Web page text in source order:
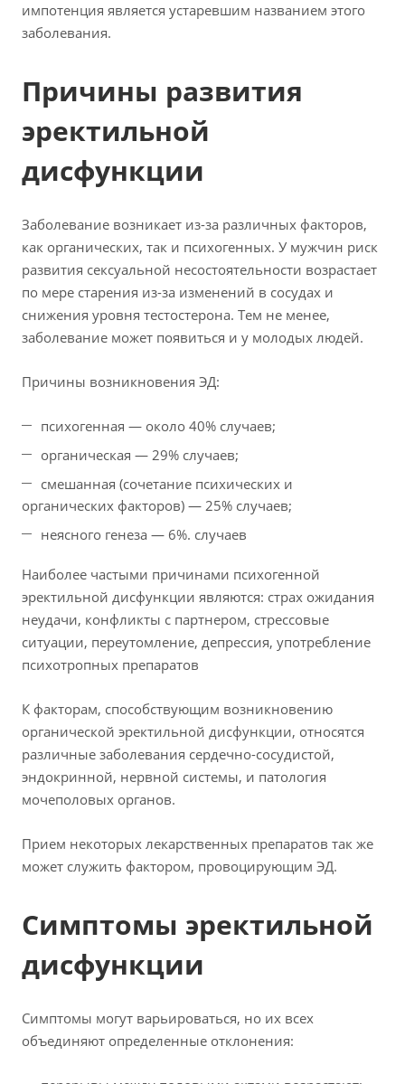
импотенция является устаревшим названием этого
заболевания.
Причины развития
эректильной
дисфункции
Заболевание возникает из-за различных факторов,
как органических, так и психогенных. У мужчин риск
развития сексуальной несостоятельности возрастает
по мере старения из-за изменений в сосудах и
снижения уровня тестостерона. Тем не менее,
заболевание может появиться и у молодых людей.
Причины возникновения ЭД:
психогенная — около 40% случаев;
органическая — 29% случаев;
смешанная (сочетание психических и
органических факторов) — 25% случаев;
неясного генеза — 6%. случаев
Наиболее частыми причинами психогенной
эректильной дисфункции являются: страх ожидания
неудачи, конфликты с партнером, стрессовые
ситуации, переутомление, депрессия, употребление
психотропных препаратов
К факторам, способствующим возникновению
органической эректильной дисфункции, относятся
различные заболевания сердечно-сосудистой,
эндокринной, нервной системы, и патология
мочеполовых органов.
Прием некоторых лекарственных препаратов так же
может служить фактором, провоцирующим ЭД.
Симптомы эректильной
дисфункции
Симптомы могут варьироваться, но их всех
объединяют определенные отклонения: